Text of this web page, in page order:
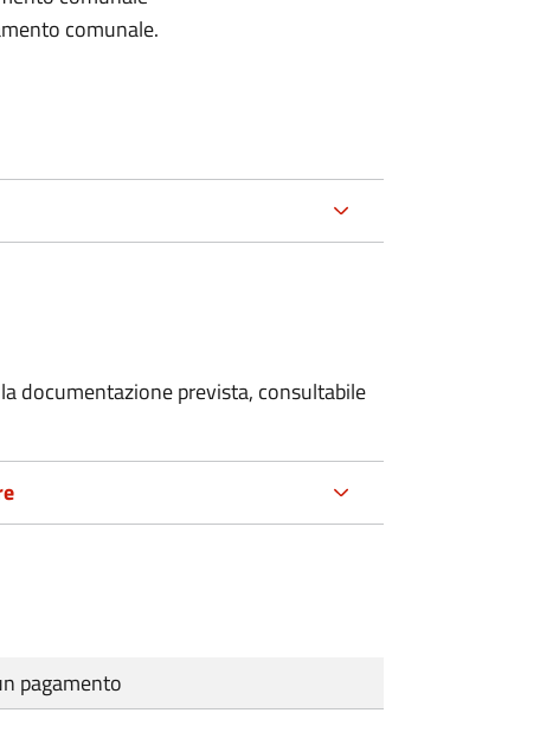
comunale.
documentazione prevista, consultabile
pagamento